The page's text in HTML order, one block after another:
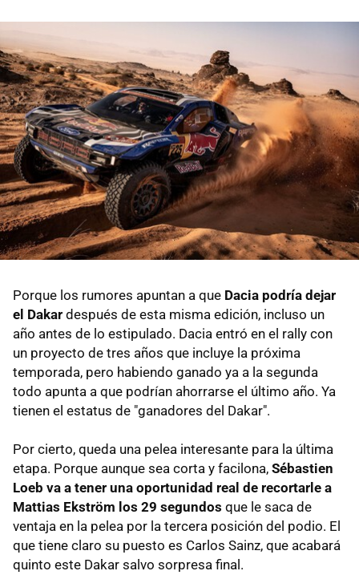
Porque los rumores apuntan a que Dacia podría dejar
el Dakar después de esta misma edición, incluso un
año antes de lo estipulado. Dacia entró en el rally con
un proyecto de tres años que incluye la próxima
temporada, pero habiendo ganado ya a la segunda
todo apunta a que podrían ahorrarse el último año. Ya
tienen el estatus de "ganadores del Dakar".
Por cierto, queda una pelea interesante para la última
etapa. Porque aunque sea corta y facilona, Sébastien
Loeb va a tener una oportunidad real de recortarle a
Mattias Ekström los 29 segundos que le saca de
ventaja en la pelea por la tercera posición del podio. El
que tiene claro su puesto es Carlos Sainz, que acabará
quinto este Dakar salvo sorpresa final.